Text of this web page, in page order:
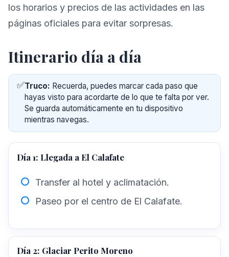
los horarios y precios de las actividades en las
páginas oficiales para evitar sorpresas.
Itinerario día a día
✅Truco: Recuerda, puedes marcar cada paso que
hayas visto para acordarte de lo que te falta por ver.
Se guarda automáticamente en tu dispositivo
mientras navegas.
Día 1: Llegada a El Calafate
Transfer al hotel y aclimatación.
Paseo por el centro de El Calafate.
Día 2: Glaciar Perito Moreno